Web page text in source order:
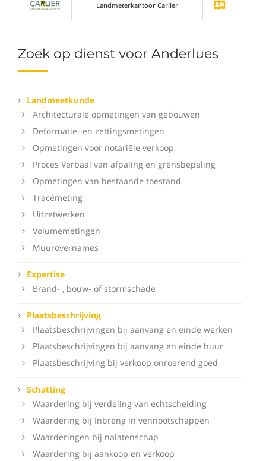
Zoek op dienst voor Anderlues
Landmeetkunde
Architecturale opmetingen van gebouwen
Deformatie- en zettingsmetingen
Opmetingen voor notariële verkoop
Proces Verbaal van afpaling en grensbepaling
Opmetingen van bestaande toestand
Tracémeting
Uitzetwerken
Volumemetingen
Muurovernames
Expertise
Brand- , bouw- of stormschade
Plaatsbeschrijving
Plaatsbeschrijvingen bij aanvang en einde werken
Plaatsbeschrijvingen bij aanvang en einde huur
Plaatsbeschrijving bij verkoop onroerend goed
Schatting
Waardering bij verdeling van echtscheiding
Waardering bij Inbreng in vennootschappen
Waarderingen bij nalatenschap
Waardering bij aankoop en verkoop
Landmeterkantoor Carlier